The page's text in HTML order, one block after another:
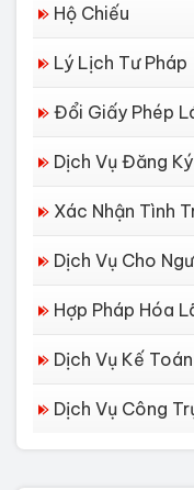
Hộ Chiếu
Lý Lịch Tư Pháp
Đổi Giấy Phép
Dịch Vụ Đăng
Xác Nhận Tình
Dịch Vụ Cho
Hợp Pháp Hóa
Dịch Vụ Kế Toán
Dịch Vụ Công
Dịch
Nẵng